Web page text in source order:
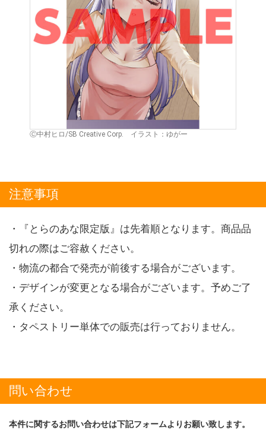
Ⓒ中村ヒロ/SB Creative Corp. イラスト：ゆがー
注意事項
・『とらのあな限定版』は先着順となります。商品品
切れの際はご容赦ください。
・物流の都合で発売が前後する場合がございます。
・デザインが変更となる場合がございます。予めご了
承ください。
・タペストリー単体での販売は行っておりません。
問い合わせ
本件に関するお問い合わせは下記フォームよりお願い致します。